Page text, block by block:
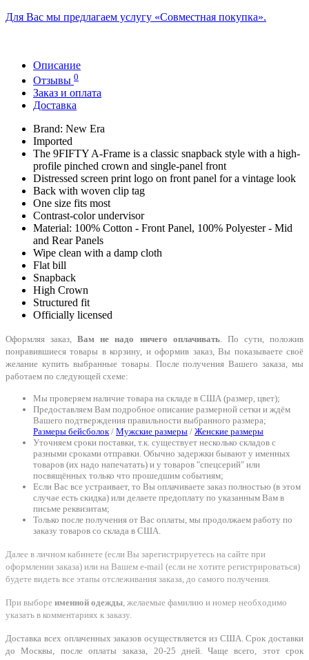
Для Вас мы предлагаем услугу «Совместная покупка».
Описание
Отзывы 0
Заказ и оплата
Доставка
Brand: New Era
Imported
The 9FIFTY A-Frame is a classic snapback style with a high-
profile pinched crown and single-panel front
Distressed screen print logo on front panel for a vintage look
Back with woven clip tag
One size fits most
Contrast-color undervisor
Material: 100% Cotton - Front Panel, 100% Polyester - Mid
and Rear Panels
Wipe clean with a damp cloth
Flat bill
Snapback
High Crown
Structured fit
Officially licensed
Оформляя заказ,Вам не надо ничего оплачивать. По сути, положив
понравившиеся товары в корзину, и оформив заказ, Вы показываете своё
желание купить выбранные товары. После получения Вашего заказа, мы
работаем по следующей схеме:
Мы проверяем наличие товара на складе в США (размер, цвет);
Предоставляем Вам подробное описание размерной сетки и ждём
Вашего подтверждения правильности выбранного размера;
Размеры бейсболок/ Мужские размеры / Женские размеры
Уточняем сроки поставки, т.к. существует несколько складов с
разными сроками отправки. Обычно задержки бывают у именных
товаров (их надо напечатать) и у товаров "спецсерий" или
посвящённых только что прошедшим событиям;
Если Вас все устраивает, то Вы оплачиваете заказ полностью (в этом
случае есть скидка) или делаете предоплату по указанным Вам в
письме реквизитам;
Только после получения от Вас оплаты, мы продолжаем работу по
заказу товаров со склада в США.
Далее в личном кабинете (если Вы зарегистрируетесь на сайте при
оформлении заказа) или на Вашем e-mail (если не хотите регистрироваться)
будете видеть все этапы отслеживания заказа, до самого получения.
При выборе именной одежды, желаемые фамилию и номер необходимо
указать в комментариях к заказу.
Доставка всех оплаченных заказов осуществляется из США. Срок доставки
до Москвы, после оплаты заказа, 20-25 дней. Чаще всего, этот срок